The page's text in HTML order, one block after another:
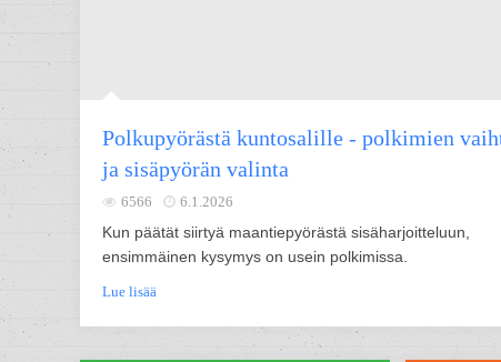
Polkupyörästä kuntosalille - polkimien
ja sisäpyörän valinta
6566 6.1.2026
Kun päätät siirtyä maantiepyörästä sisäharjoitteluun,
ensimmäinen kysymys on usein polkimissa.
Lue lisää